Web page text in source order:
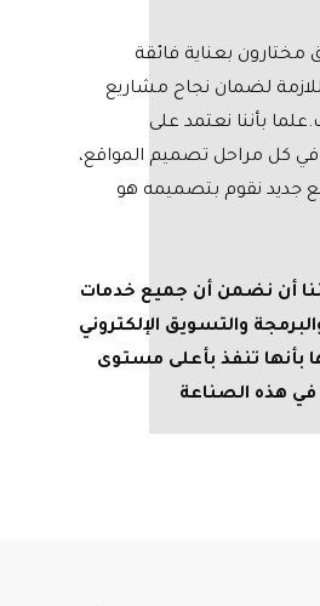
مختارون بعناية فائقة
لضمان نجاح مشاريع
بأننا نعتمد على
في كل مراحل تصميم المواقع،
جديد نقوم بتصميمه هو
أن نضمن أن جميع خدمات
والتسويق الإلكتروني
بأنها تنفذ بأعلى مستوى
في هذه الصناعة